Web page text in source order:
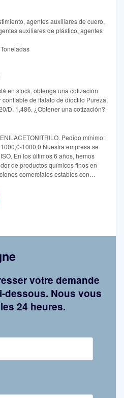
agentes auxiliares de cuero,
auxiliares de plástico, agentes
en stock, obtenga una cotización
de ftalato de dioctilo Pureza,
D. 1,486. ¿Obtener una cotización?
Pedido mínimo:
1000,0 Nuestra empresa se
En los últimos 6 años, hemos
de productos químicos finos en
comerciales estables con
votre demande
dessous. Nous vous
24 heures.